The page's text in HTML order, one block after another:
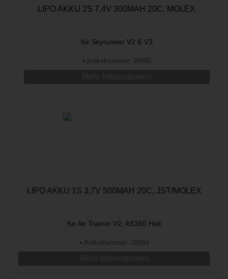
LIPO AKKU 2S 7,4V 300MAH 20C, MOLEX
für Skyrunner V2 & V3
• Artikelnummer: 28885
LIPO AKKU 1S 3,7V 500MAH 20C, JST/MOLEX
für Air Trainer V2, AS350 Heli
• Artikelnummer: 28884